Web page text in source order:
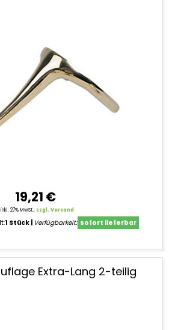
19,21 €
inkl. 27% MwSt., zzgl. Versand
1 Stück Verfügbarkeit: sofort lieferbar
Extra-Lang 2-teilig